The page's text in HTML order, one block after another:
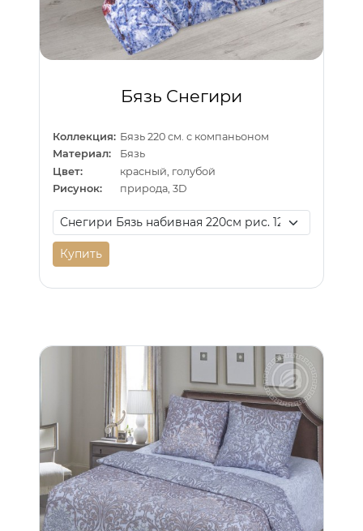
Бязь Снегири
Коллекция: Бязь 220 см. с компаньоном
Материал:
Бязь
Цвет:
красный, голубой
Рисунок:
природа, 3D
Купить